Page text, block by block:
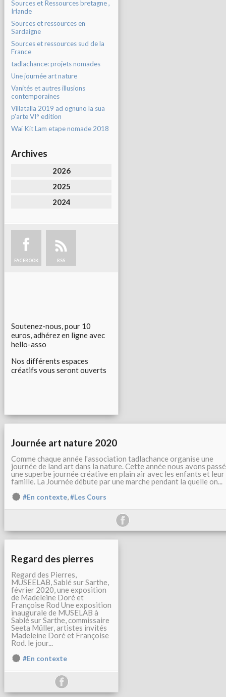
Sources et Ressources bretagne ,
Irlande
Sources et ressources en
Sardaigne
Sources et ressources sud de la
France
tadlachance: projets nomades
Une journée art nature
Vanités et autres illusions
contemporaines
Villatalla 2019 ad ognuno la sua
p'arte VI° edition
Wai Kit Lam etape nomade 2018
Archives
2026
2025
2024
FACEBOOK RSS
Soutenez-nous, pour 10
euros, adhérez en ligne avec
hello-asso
Nos différents espaces
créatifs vous seront ouverts
Journée art nature 2020
Comme chaque année l'association tadlachance organise une
journée de land art dans la nature. Cette année nous avons passé
une superbe journée créative en plain air avec les enfants et leur
famille. La Journée débute par une marche pendant la quelle on...
#En contexte,#Les Cours
Regard des pierres
Regard des Pierres,
MUSEELAB, Sablé sur Sarthe,
février 2020, une exposition
de Madeleine Doré et
Françoise Rod Une exposition
inaugurale de MUSELAB à
Sablé sur Sarthe, commissaire
Seeta Müller, artistes invités
Madeleine Doré et Françoise
Rod. le jour...
#En contexte